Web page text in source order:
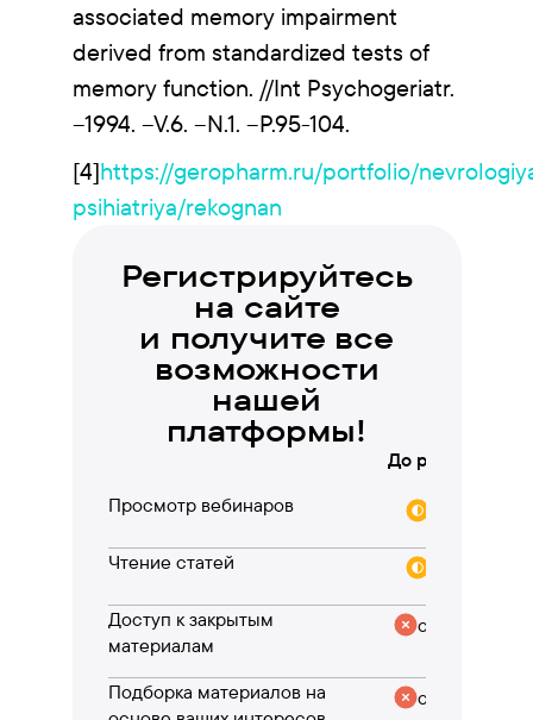
associated memory impairment
derived from standardized tests of
memory function. //Int Psychogeriatr.
–1994. –V.6. –N.1. –P.95-104.
[4]https://geropharm.ru/portfolio/
psihiatriya/rekognan
Регистрируйтесь
на сайте
и получите все
возможности
нашей
платформы!
До регистрации
Просмотр вебинаров
Чтение статей
Доступ к закрытым
материалам
отсутствует
Подборка материалов на
отсутствует